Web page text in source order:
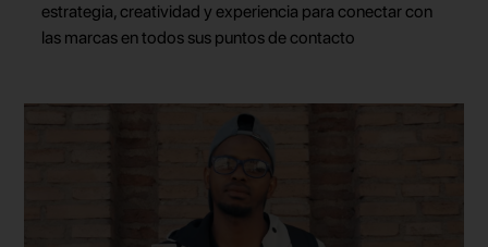
estrategia, creatividad y experiencia para conectar con
las marcas en todos sus puntos de contacto